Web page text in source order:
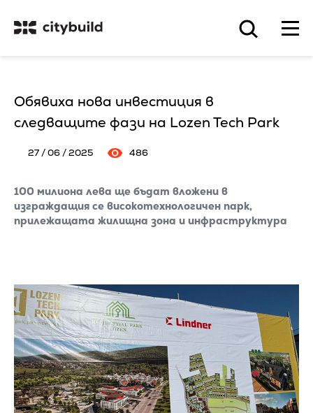
Обявиха нова инвестиция в
следващите фази на Lozen Tech Park
27 / 06 / 2025 486
100 милиона лева ще бъдат вложени в
изграждащия се високотехнологичен парк,
прилежащата жилищна зона и инфраструктура